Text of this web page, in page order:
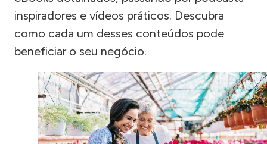
inspiradores e vídeos práticos. Descubra
como cada um desses conteúdos pode
beneficiar o seu negócio.